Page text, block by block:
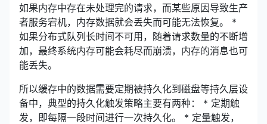
如果内存中存在未处理完的请求，而某些原因导致生产
者服务宕机，内存数据就会丢失而可能无法恢复。 *
如果分布式队列长时间不可用，随着请求数量的不断增
加，最终系统内存可能会耗尽而崩溃，内存的消息也可
能丢失。
所以缓存中的数据需要定期被持久化到磁盘等持久层设
备中，典型的持久化触发策略主要有两种： * 定期触
发，即每隔一段时间进行一次持久化。 * 定量触发，